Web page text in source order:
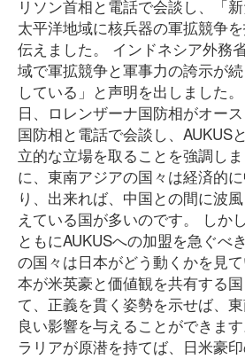
リソン首相と電話で会談し、「
太平洋地域に核兵器の軍拡競争
伝えました。 インドネシア外務
域で軍拡競争と軍事力の誇示が
している」と声明を出しました
日、ロレンザーナ国防相がオー
国防相と電話で会談し、AUKUS
立的な立場を取ることを強調し
に、東南アジアの国々は経済的
り、出来れば、中国との間に波
えている国が多いのです。 しか
ともにAUKUSへの加盟を急ぐべ
の国々は日本がどう動くかを見
本が米英豪と価値観を共有する
て、正義を貫く姿勢を示せば、
良い影響を与えることができま
ラリアが原潜を持てば、日米豪